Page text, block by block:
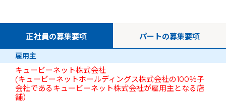
正社員の募集要項 パートの募集要項
雇用主
キュービーネット株式会社
(キュービーネットホールディングス株式会社の100％子
会社であるキュービーネット株式会社が雇用主となる店
舗）